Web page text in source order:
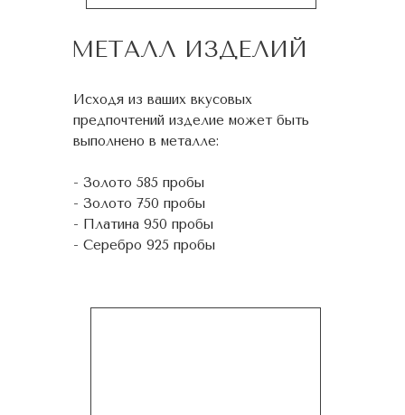
МЕТАЛЛ ИЗДЕЛИЙ
Исходя из ваших вкусовых
предпочтений изделие может быть
выполнено в металле:
- Золото 585 пробы
- Золото 750 пробы
- Платина 950 пробы
- Серебро 925 пробы